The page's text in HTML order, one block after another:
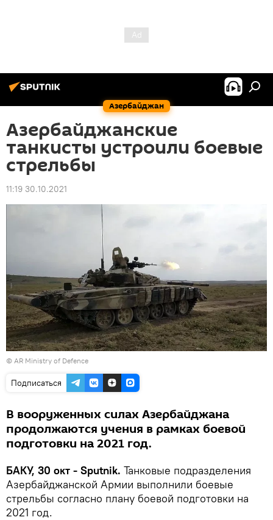
Азербайджан
Азербайджанские
танкисты устроили боевые
стрельбы
11:19 30.10.2021
© AR Ministry of Defence
Подписаться
В вооруженных силах Азербайджана
продолжаются учения в рамках боевой
подготовки на 2021 год.
БАКУ, 30 окт - Sputnik. Танковые подразделения
Азербайджанской Армии выполнили боевые
стрельбы согласно плану боевой подготовки на
2021 год.